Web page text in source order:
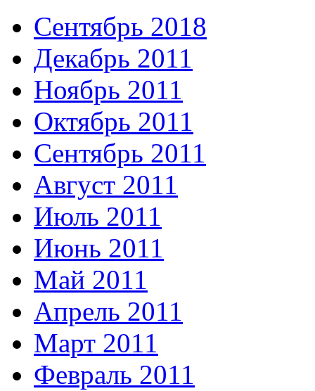
Сентябрь 2018
Декабрь 2011
Ноябрь 2011
Октябрь 2011
Сентябрь 2011
Август 2011
Июль 2011
Июнь 2011
Май 2011
Апрель 2011
Март 2011
Февраль 2011